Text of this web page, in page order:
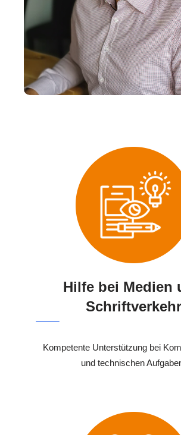
Hilfe bei Medien
Schriftverkehr
Kompetente Unterstützung bei
und technischen